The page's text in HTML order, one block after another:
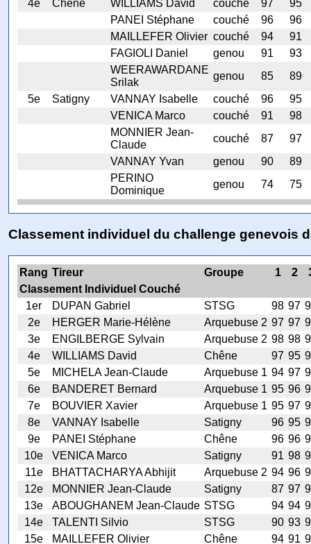
4e
Chêne WILLIAMS David couché 97
95
PANEI Stéphane
couché 96
96
MAILLEFER Olivier couché 94
91
FAGIOLI Daniel
genou 91
93
WEERAWARDANE
Srilak
genou 85
89
5e
Satigny VANNAY Isabelle couché 96
95
VENICA Marco
couché 91
98
MONNIER Jean-
Claude
couché 87
97
VANNAY Yvan
genou 90
89
PERINO
Dominique
genou 74 75
Classement individuel du challenge genevois
Rang Tireur Groupe 1 2
Classement Individuel Couché
1er
DUPAN Gabriel STSG 98 97
2e
HERGER Marie-Hélène Arquebuse 2 97 97
3e
ENGILBERGE Sylvain Arquebuse 2 98 98
4e
WILLIAMS David Chêne 97 95
5e
MICHELA Jean-Claude Arquebuse 1 94 97
6e
BANDERET Bernard Arquebuse 1 95 96
7e
BOUVIER Xavier Arquebuse 1 95 97
8e
VANNAY Isabelle Satigny 96 95
9e
PANEI Stéphane Chêne 96 96
10e
VENICA Marco Satigny 91 98
11e
BHATTACHARYA Abhijit Arquebuse 2 94 96
12e
MONNIER Jean-Claude Satigny 87 97
13e
ABOUGHANEM Jean-Claude STSG 94 94
14e
TALENTI Silvio STSG 90 93
15e
MAILLEFER Olivier Chêne 94 91